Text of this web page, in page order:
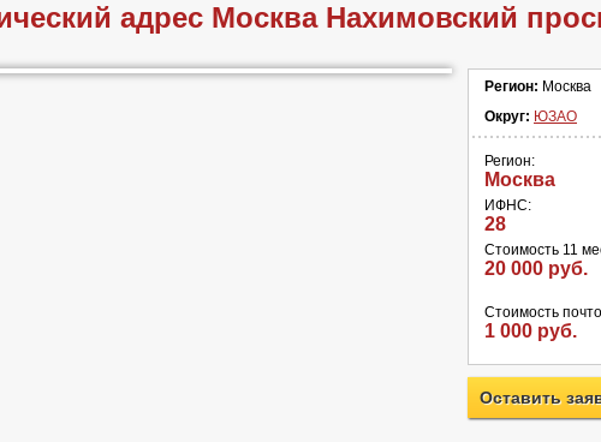
адрес Москва Нахимовский
Регион: Москва
Округ: ЮЗАО
Регион:
Москва
ИФНС:
28
Стоимость 11
20 000 руб.
Стоимость
1 000 руб.
Оставить